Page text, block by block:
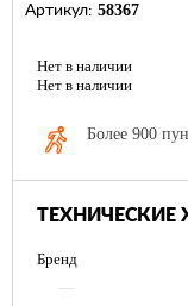
Артикул: 58367
Нет в наличии
Нет в наличии
Более 900
ТЕХНИЧЕСКИЕ
Бренд
—